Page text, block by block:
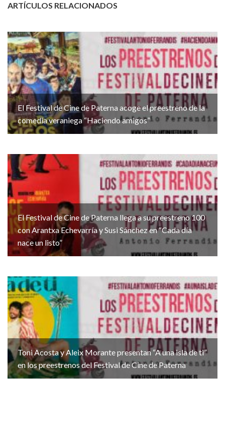
ARTÍCULOS RELACIONADOS
El Festival de Cine de Paterna acoge el preestreno de la
comedia veraniega “Haciendo amigos”
El Festival de Cine de Paterna llega a su preestreno 100
con Arantxa Echevarría y Susi Sánchez en “Cada día
nace un listo”
Toni Acosta y Aleix Morante presentan “A una isla de ti”
en los preestrenos del Festival de Cine de Paterna